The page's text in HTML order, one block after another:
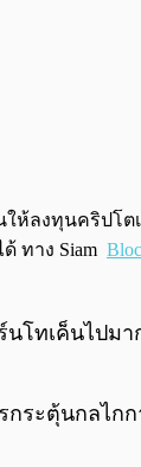
ห้ลงทุนคริปโต
ทาง Siam
นโทเค็นไปมา
ระตุ้นกลไก